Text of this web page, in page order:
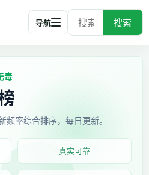
搜索
导航
毒
率综合排序，每日更新。
真实可靠